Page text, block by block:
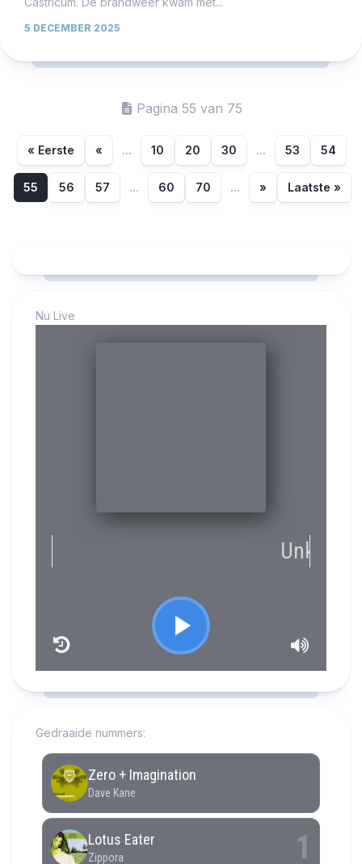
5 DECEMBER 2025
Pagina 55 van 75
« Eerste « ... 10 20 30 ... 53 54
55 56 57 ... 60 70 ... » Laatste »
Nu Live
Gedraaide nummers: